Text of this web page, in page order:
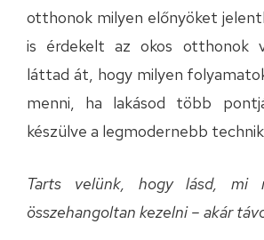
otthonok milyen előnyöket
is érdekelt az okos otthonok
láttad át, hogy milyen
menni, ha lakásod több
készülve a legmodernebb
Tarts velünk, hogy lásd, mi
összehangoltan kezelni – akár